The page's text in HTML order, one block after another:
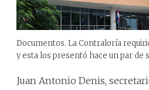
Documentos. La Contraloría
y esta los presentó hace un par de
Juan Antonio Denis,